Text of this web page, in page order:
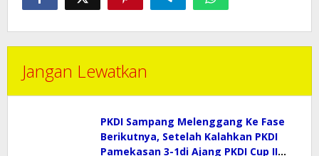
Jangan Lewatkan
PKDI Sampang Melenggang Ke Fase
Berikutnya, Setelah Kalahkan PKDI
Pamekasan 3-1di Ajang PKDI Cup II